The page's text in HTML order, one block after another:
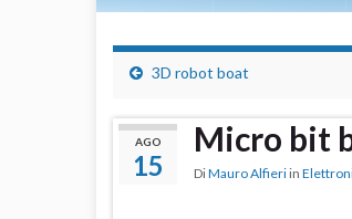
3D robot boat
AGO
15
Micro bit
DiMauro Alfieri in